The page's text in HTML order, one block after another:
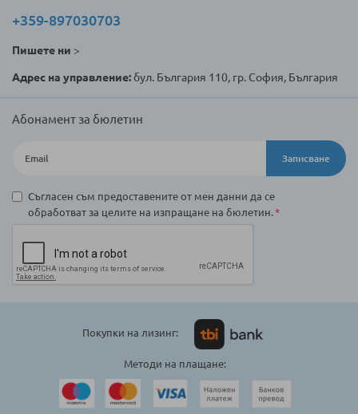
+359-897030703
Пишете ни >
Адрес на управление:бул. България 110, гр. София, България
Абонамент за бюлетин
Записване
Съгласен съм предоставените от мен данни да се
обработват за целите на изпращане на бюлетин.
Покупки на лизинг:
Методи на плащане: